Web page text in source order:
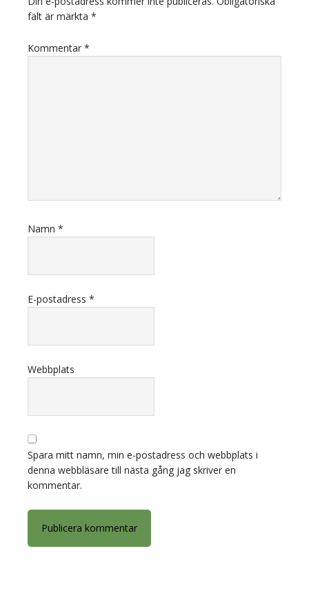
fält är märkta *
Kommentar *
Namn *
E-postadress *
Webbplats
Spara mitt namn, min e-postadress och webbplats i
denna webbläsare till nästa gång jag skriver en
kommentar.